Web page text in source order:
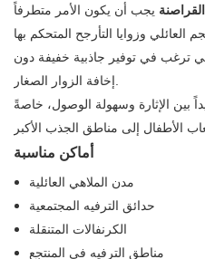
وزوايا التأرجح المتحكم بها
ترغب في توفير جاذبية خفيفة دون
إخافة الزوار الصغار.
بين الإثارة وسهولة الوصول، خاصةً
أماكن مناسبة
مدن الملاهي العائلية
حدائق الترفيه المجتمعية
الكرنفالات المتنقلة
مناطق الترفيه في المنتجع